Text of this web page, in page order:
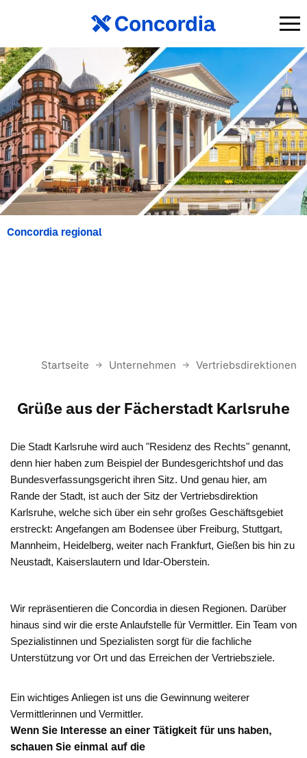
Concordia regional
Startseite Unternehmen Vertriebsdirektionen
Grüße aus der Fächerstadt Karlsruhe
Die Stadt Karlsruhe wird auch "Residenz des Rechts" genannt,
denn hier haben zum Beispiel der Bundesgerichtshof und das
Bundesverfassungsgericht ihren Sitz. Und genau hier, am
Rande der Stadt, ist auch der Sitz der Vertriebsdirektion
Karlsruhe, welche sich über ein sehr großes Geschäftsgebiet
erstreckt: Angefangen am Bodensee über Freiburg, Stuttgart,
Mannheim, Heidelberg, weiter nach Frankfurt, Gießen bis hin zu
Neustadt, Kaiserslautern und Idar-Oberstein.
Wir repräsentieren die Concordia in diesen Regionen. Darüber
hinaus sind wir die erste Anlaufstelle für Vermittler. Ein Team von
Spezialistinnen und Spezialisten sorgt für die fachliche
Unterstützung vor Ort und das Erreichen der Vertriebsziele.
Ein wichtiges Anliegen ist uns die Gewinnung weiterer
Vermittlerinnen und Vermittler.
Wenn Sie Interesse an einer Tätigkeit für uns haben,
schauen Sie einmal auf die